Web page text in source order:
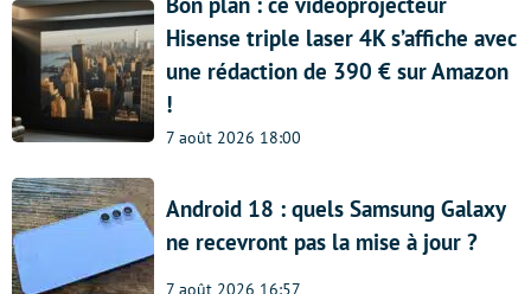
Hisense triple laser 4K s’affiche avec
une rédaction de 390 € sur Amazon
!
7 août 2026 18:00
Android 18 : quels Samsung Galaxy
ne recevront pas la mise à jour ?
7 août 2026 16:57